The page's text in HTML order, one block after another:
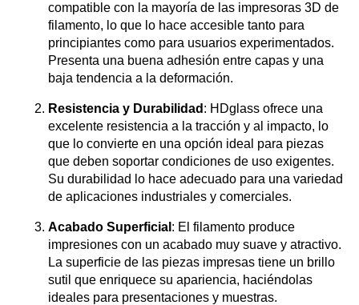
compatible con la mayoría de las impresoras 3D de
filamento, lo que lo hace accesible tanto para
principiantes como para usuarios experimentados.
Presenta una buena adhesión entre capas y una
baja tendencia a la deformación.
Resistencia y Durabilidad : HDglass ofrece una
excelente resistencia a la tracción y al impacto, lo
que lo convierte en una opción ideal para piezas
que deben soportar condiciones de uso exigentes.
Su durabilidad lo hace adecuado para una variedad
de aplicaciones industriales y comerciales.
Acabado Superficial : El filamento produce
impresiones con un acabado muy suave y atractivo.
La superficie de las piezas impresas tiene un brillo
sutil que enriquece su apariencia, haciéndolas
ideales para presentaciones y muestras.